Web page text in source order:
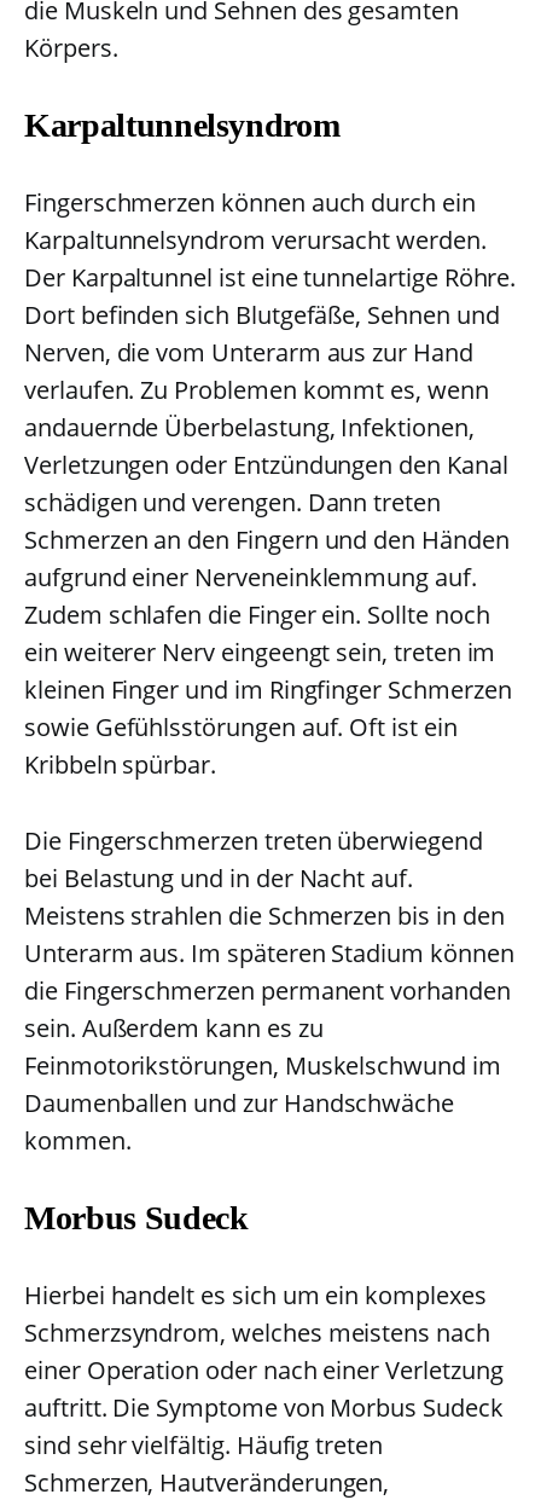
die Muskeln und Sehnen des gesamten
Körpers.
Karpaltunnelsyndrom
Fingerschmerzen können auch durch ein
Karpaltunnelsyndrom verursacht werden.
Der Karpaltunnel ist eine tunnelartige Röhre.
Dort befinden sich Blutgefäße, Sehnen und
Nerven, die vom Unterarm aus zur Hand
verlaufen. Zu Problemen kommt es, wenn
andauernde Überbelastung, Infektionen,
Verletzungen oder Entzündungen den Kanal
schädigen und verengen. Dann treten
Schmerzen an den Fingern und den Händen
aufgrund einer Nerveneinklemmung auf.
Zudem schlafen die Finger ein. Sollte noch
ein weiterer Nerv eingeengt sein, treten im
kleinen Finger und im Ringfinger Schmerzen
sowie Gefühlsstörungen auf. Oft ist ein
Kribbeln spürbar.
Die Fingerschmerzen treten überwiegend
bei Belastung und in der Nacht auf.
Meistens strahlen die Schmerzen bis in den
Unterarm aus. Im späteren Stadium können
die Fingerschmerzen permanent vorhanden
sein. Außerdem kann es zu
Feinmotorikstörungen, Muskelschwund im
Daumenballen und zur Handschwäche
kommen.
Morbus Sudeck
Hierbei handelt es sich um ein komplexes
Schmerzsyndrom, welches meistens nach
einer Operation oder nach einer Verletzung
auftritt. Die Symptome von Morbus Sudeck
sind sehr vielfältig. Häufig treten
Schmerzen, Hautveränderungen,